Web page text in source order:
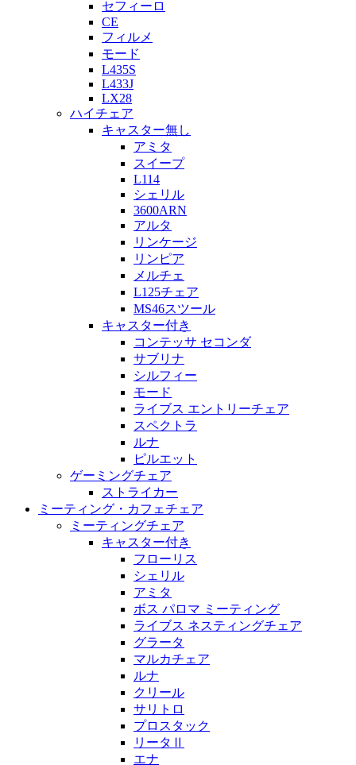
セフィーロ
CE
フィルメ
モード
L435S
L433J
LX28
ハイチェア
キャスター無し
アミタ
スイープ
L114
シェリル
3600ARN
アルタ
リンケージ
リンピア
メルチェ
L125チェア
MS46スツール
キャスター付き
コンテッサ セコンダ
サブリナ
シルフィー
モード
ライブス エントリーチェア
スペクトラ
ルナ
ピルエット
ゲーミングチェア
ストライカー
ミーティング・カフェチェア
ミーティングチェア
キャスター付き
フローリス
シェリル
アミタ
ボス パロマ ミーティング
ライブス ネスティングチェア
グラータ
マルカチェア
ルナ
クリール
サリトロ
プロスタック
リータⅡ
エナ